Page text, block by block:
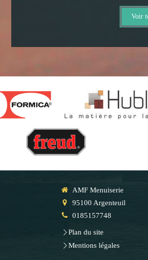
Voir
AMF Menuiserie
95100 Argenteuil
0185157748
Plan du site
Mentions légales